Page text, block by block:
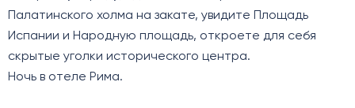
Палатинского холма на закате, увидите Площадь
Испании и Народную площадь, откроете для себя
скрытые уголки исторического центра.
Ночь в отеле Рима.